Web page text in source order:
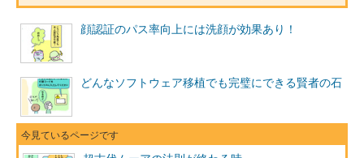
顔認証のパス率向上には洗顔が効果あり！
どんなソフトウェア移植でも完璧にできる賢者の石